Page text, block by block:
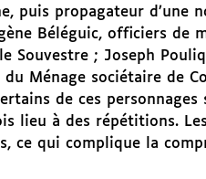
puis propagateur d’une
Béléguic, officiers de
Souvestre ; Joseph
Ménage sociétaire de
de ces personnages
lieu à des répétitions.
ce qui complique la